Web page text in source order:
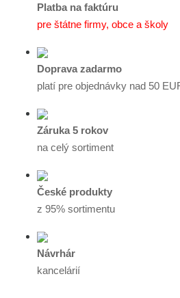
Platba na faktúru
pre štátne firmy, obce a školy
Doprava zadarmo
platí pre objednávky nad 50
Záruka 5 rokov
na celý sortiment
České produkty
z 95% sortimentu
Návrhár
kancelárií